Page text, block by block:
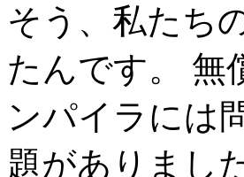
そう、私たち
たんです。 無
ンパイラには
題がありまし